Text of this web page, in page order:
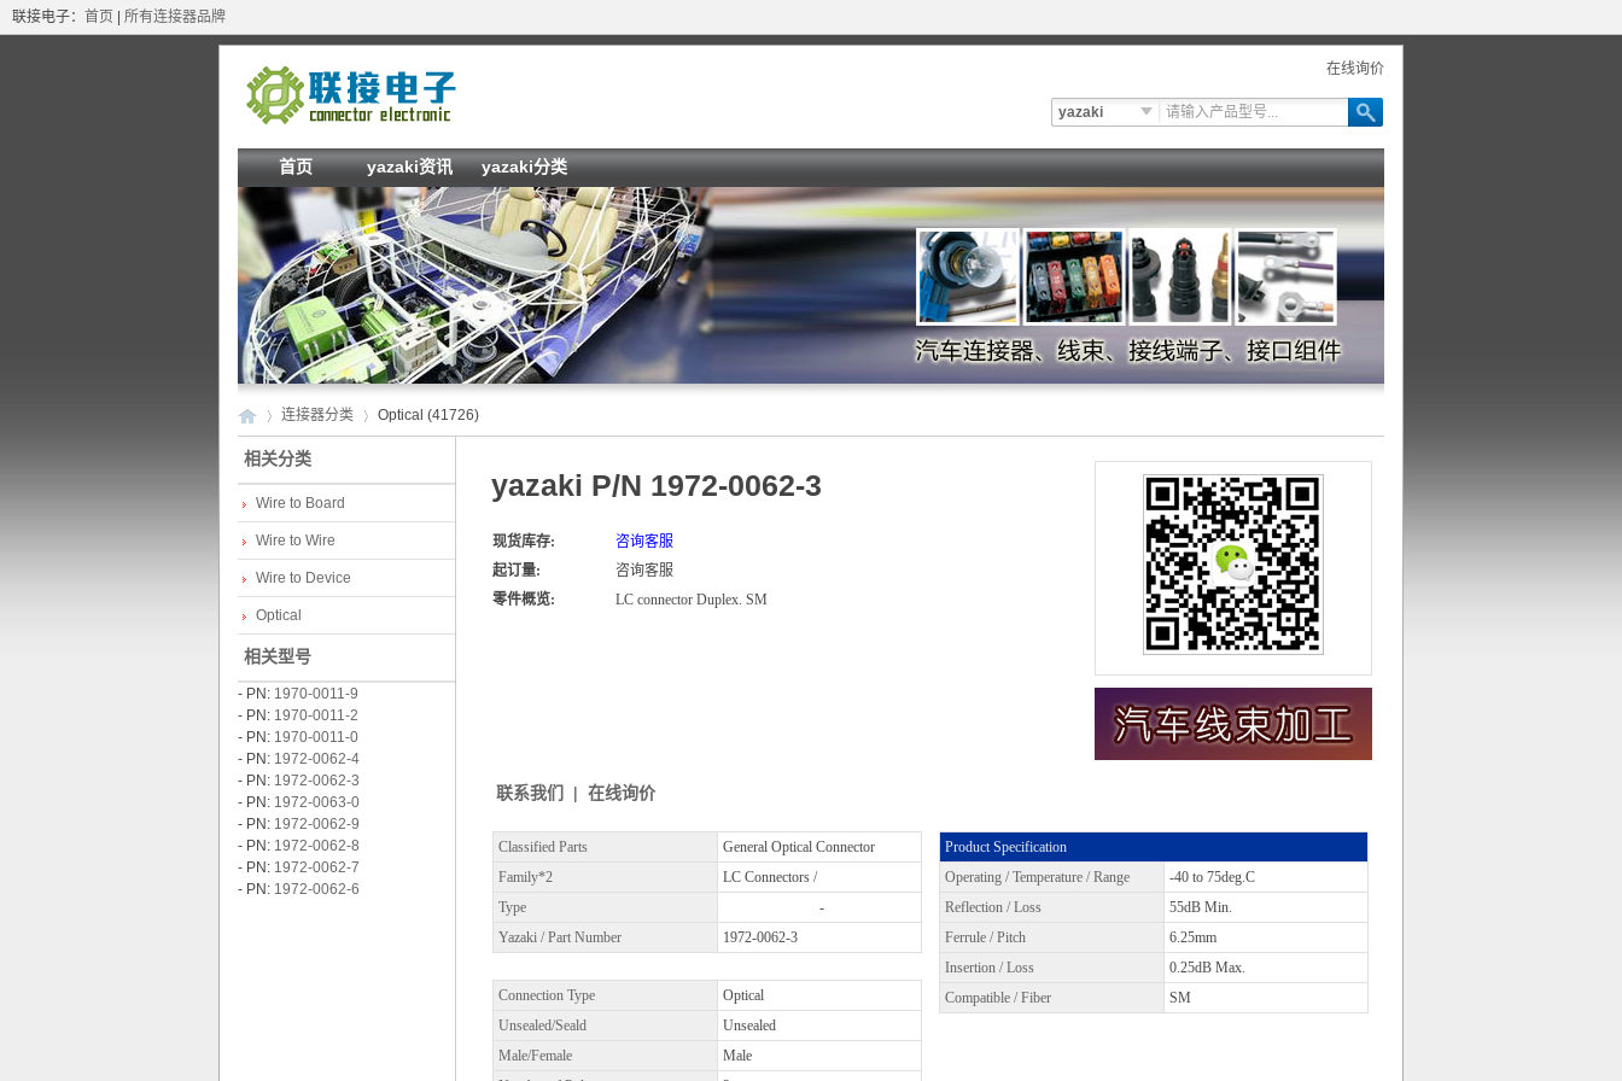
联接电子： 首页 所有连接器品牌
在线询价
yazaki
首页 yazaki资讯 yazaki分类
ya
za
»
连接器分类
›
Optical (41726)
相关分类
Wire to Board
Wire to Wire
Wire to Device
Optical
相关型号
- PN: 1970-0011-9
- PN: 1970-0011-2
- PN: 1970-0011-0
- PN: 1972-0062-4
- PN: 1972-0062-3
- PN: 1972-0063-0
- PN: 1972-0062-9
- PN: 1972-0062-8
- PN: 1972-0062-7
- PN: 1972-0062-6
yazaki P/N 1972-0062-3
现货库存:
咨询客服
起订量:
咨询客服
零件概览:
LC connector Duplex. SM
联系我们 | 在线询价
Classified Parts
General Optical Connector
Family*2
LC Connectors /
Type
-
Yazaki / Part Number
1972-0062-3
Connection Type
Optical
Unsealed/Seald
Unsealed
Male/Female
Male
Product Specification
Operating / Temperature / Range
-40 to 75deg.C
Reflection / Loss
55dB Min.
Ferrule / Pitch
6.25mm
Insertion / Loss
0.25dB Max.
Compatible / Fiber
SM